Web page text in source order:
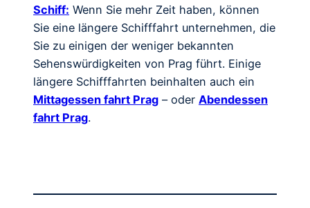
Schiff: Wenn Sie mehr Zeit haben, können
Sie eine längere Schifffahrt unternehmen, die
Sie zu einigen der weniger bekannten
Sehenswürdigkeiten von Prag führt. Einige
längere Schifffahrten beinhalten auch ein
Mittagessen fahrt Prag – oder Abendessen
fahrt Prag.